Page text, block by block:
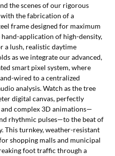
the scenes of our rigorous
the fabrication of a
frame designed for maximum
application of high-density,
a lush, realistic daytime
as we integrate our advanced,
smart pixel system, where
wired to a centralized
analysis. Watch as the tree
digital canvas, perfectly
complex 3D animations—
rhythmic pulses—to the beat of
This turnkey, weather-resistant
shopping malls and municipal
foot traffic through a